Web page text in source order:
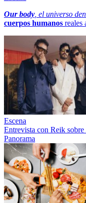
Our body , el universo
cuerpos humanos
Escena
Entrevista con Reik
Panorama